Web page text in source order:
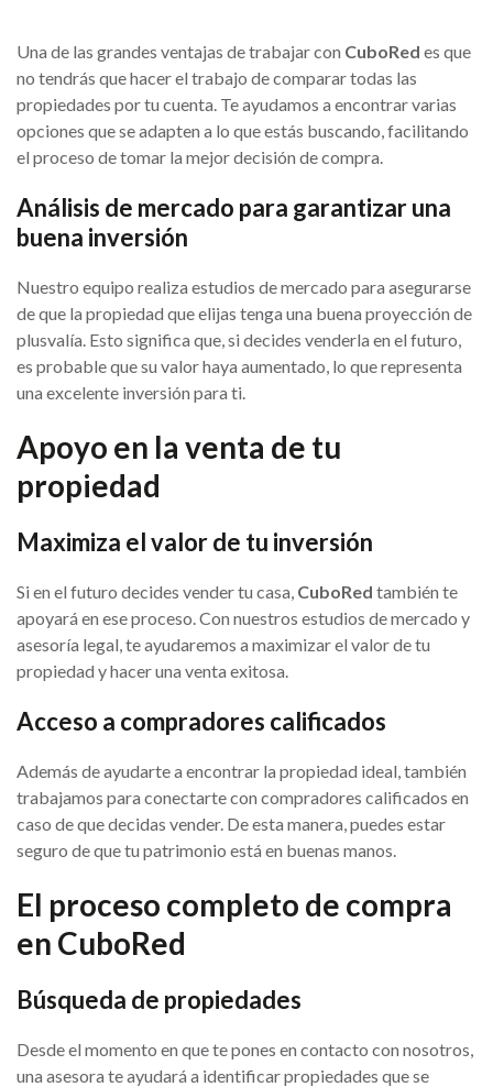
Una de las grandes ventajas de trabajar con CuboRed es que
no tendrás que hacer el trabajo de comparar todas las
propiedades por tu cuenta. Te ayudamos a encontrar varias
opciones que se adapten a lo que estás buscando, facilitando
el proceso de tomar la mejor decisión de compra.
Análisis de mercado para garantizar una
buena inversión
Nuestro equipo realiza estudios de mercado para asegurarse
de que la propiedad que elijas tenga una buena proyección de
plusvalía. Esto significa que, si decides venderla en el futuro,
es probable que su valor haya aumentado, lo que representa
una excelente inversión para ti.
Apoyo en la venta de tu
propiedad
Maximiza el valor de tu inversión
Si en el futuro decides vender tu casa, CuboRed también te
apoyará en ese proceso. Con nuestros estudios de mercado y
asesoría legal, te ayudaremos a maximizar el valor de tu
propiedad y hacer una venta exitosa.
Acceso a compradores calificados
Además de ayudarte a encontrar la propiedad ideal, también
trabajamos para conectarte con compradores calificados en
caso de que decidas vender. De esta manera, puedes estar
seguro de que tu patrimonio está en buenas manos.
El proceso completo de compra
en CuboRed
Búsqueda de propiedades
Desde el momento en que te pones en contacto con nosotros,
una asesora te ayudará a identificar propiedades que se